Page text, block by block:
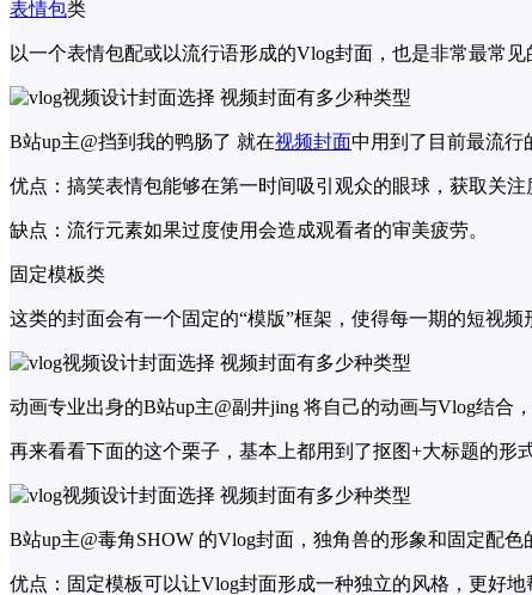
表情包类
以一个表情包配或以流行语形成的Vlog封面，也是非常最常
B站up主@挡到我的鸭肠了 就在视频封面中用到了目前最流行
优点：搞笑表情包能够在第一时间吸引观众的眼球，获取关注
缺点：流行元素如果过度使用会造成观看者的审美疲劳。
固定模板类
这类的封面会有一个固定的“模版”框架，使得每一期的短视
动画专业出身的B站up主@副井jing 将自己的动画与Vlog结合
再来看看下面的这个栗子，基本上都用到了抠图+大标题的形式
B站up主@毒角SHOW 的Vlog封面，独角兽的形象和固定配色
优点：固定模板可以让Vlog封面形成一种独立的风格，更好地